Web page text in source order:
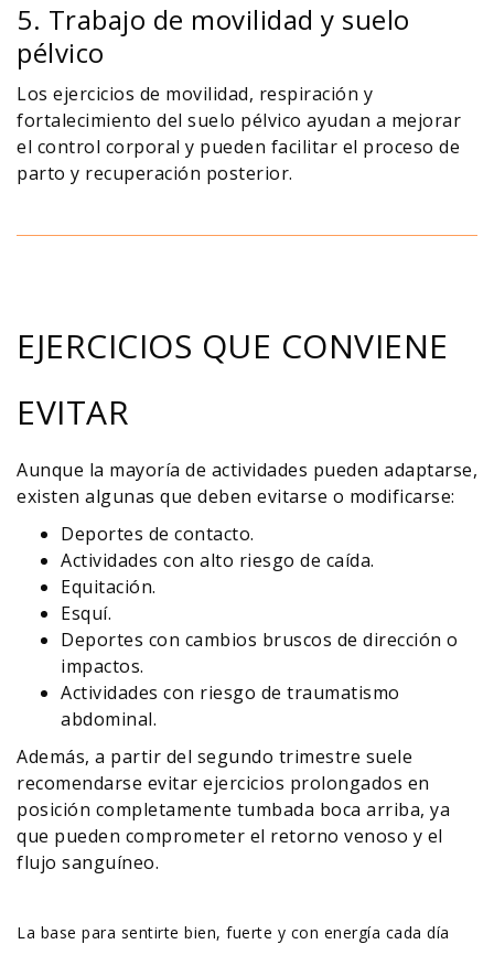
5. Trabajo de movilidad y suelo
pélvico
Los ejercicios de movilidad, respiración y
fortalecimiento del suelo pélvico ayudan a mejorar
el control corporal y pueden facilitar el proceso de
parto y recuperación posterior.
EJERCICIOS QUE CONVIENE
EVITAR
Aunque la mayoría de actividades pueden adaptarse,
existen algunas que deben evitarse o modificarse:
Deportes de contacto.
Actividades con alto riesgo de caída.
Equitación.
Esquí.
Deportes con cambios bruscos de dirección o
impactos.
Actividades con riesgo de traumatismo
abdominal.
Además, a partir del segundo trimestre suele
recomendarse evitar ejercicios prolongados en
posición completamente tumbada boca arriba, ya
que pueden comprometer el retorno venoso y el
flujo sanguíneo.
La base para sentirte bien, fuerte y con energía cada día